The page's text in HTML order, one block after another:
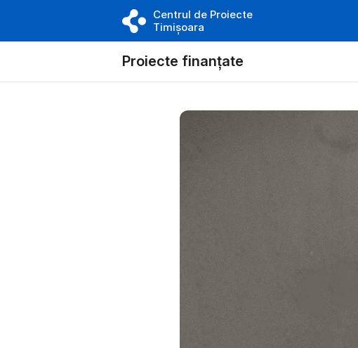
Centrul de Proiecte
Timișoara
Proiecte finanțate